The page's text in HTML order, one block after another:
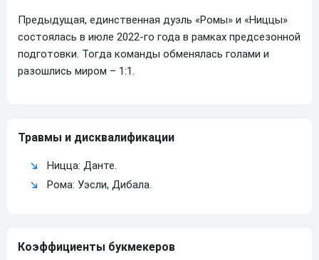
Предыдущая, единственная дуэль «Ромы» и «Ниццы»
состоялась в июле 2022-го года в рамках предсезонной
подготовки. Тогда команды обменялась голами и
разошлись миром – 1:1.
Травмы и дисквалификации
Ницца: Данте.
Рома: Уэсли, Дибала.
Коэффициенты букмекеров